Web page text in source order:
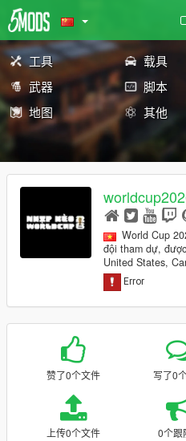
工具 载具
武器
脚本
地图
其他
World Cup
đội tham dự,
United States,
赞了0个文件 写了0
上传0个文件 0个跟